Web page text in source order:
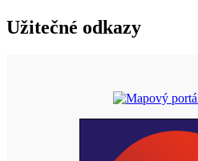
Užitečné odkazy